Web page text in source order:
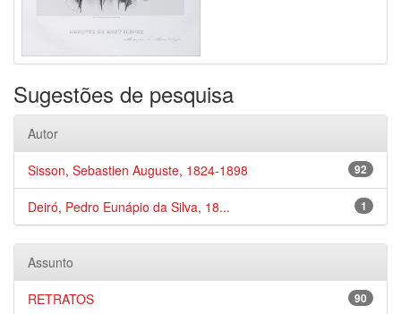
Sugestões de pesquisa
Autor
92
Sisson, Sebastien Auguste, 1824-1898
1
Deiró, Pedro Eunápio da Silva, 18...
Assunto
90
RETRATOS